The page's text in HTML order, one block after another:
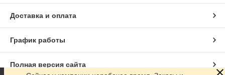
Доставка и оплата
График работы
Полная версия сайта